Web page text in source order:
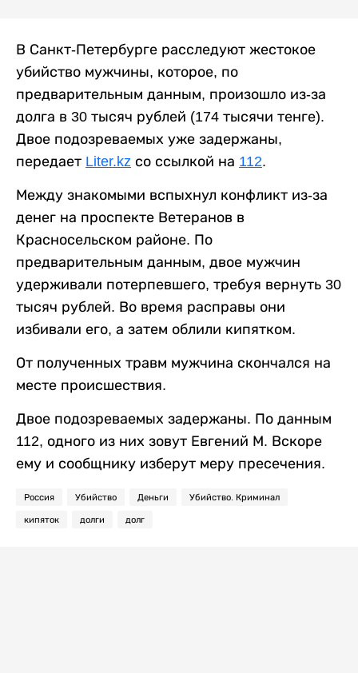
В Санкт-Петербурге расследуют жестокое
убийство мужчины, которое, по
предварительным данным, произошло из-за
долга в 30 тысяч рублей (174 тысячи тенге).
Двое подозреваемых уже задержаны,
передает Liter.kz со ссылкой на 112.
Между знакомыми вспыхнул конфликт из-за
денег на проспекте Ветеранов в
Красносельском районе. По
предварительным данным, двое мужчин
удерживали потерпевшего, требуя вернуть 30
тысяч рублей. Во время расправы они
избивали его, а затем облили кипятком.
От полученных травм мужчина скончался на
месте происшествия.
Двое подозреваемых задержаны. По данным
112, одного из них зовут Евгений М. Вскоре
ему и сообщнику изберут меру пресечения.
Россия Убийство Деньги Убийство. Криминал
кипяток долги долг